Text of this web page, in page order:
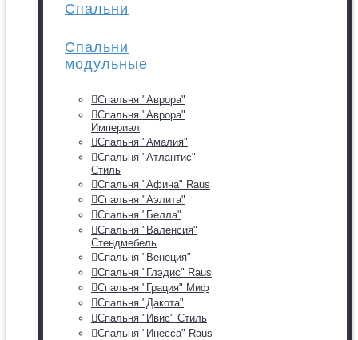
Спальни
Спальни
модульные
Спальня "Аврора"
Спальня "Аврора"
Империал
Спальня "Амалия"
Спальня "Атлантис"
Стиль
Спальня "Афина" Raus
Спальня "Аэлита"
Спальня "Белла"
Спальня "Валенсия"
Стендмебель
Спальня "Венеция"
Спальня "Глэдис" Raus
Спальня "Грация" Миф
Спальня "Дакота"
Спальня "Ивис" Стиль
Спальня "Инесса" Raus